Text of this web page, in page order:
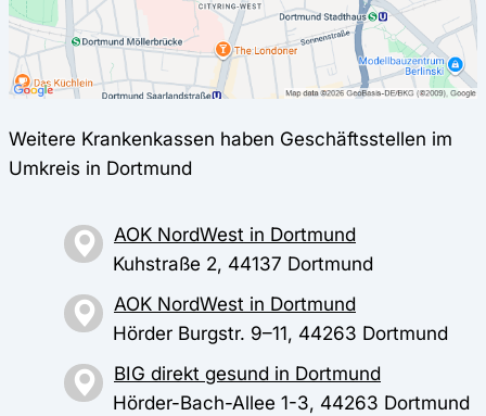
Weitere Krankenkassen haben Geschäftsstellen im
Umkreis in Dortmund
AOK NordWest in Dortmund
Kuhstraße 2, 44137 Dortmund
AOK NordWest in Dortmund
Hörder Burgstr. 9–11, 44263 Dortmund
BIG direkt gesund in Dortmund
Hörder-Bach-Allee 1-3, 44263 Dortmund